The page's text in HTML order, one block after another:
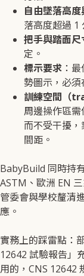
自由墜落高
落高度超過 1
把手與踏面尺
定。
標示要求 ：
勢圖示，必須
訓練空間（
周邊操作區
而不受干擾，
間距。
BabyBuild 同時持
ASTM、歐洲 EN
管委會與學校釐清
應。
實務上的踩雷點：
12642 試驗報告
用的，CNS 12642